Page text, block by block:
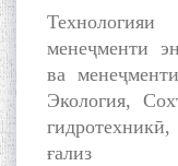
менеҷменти
ва
Экология,
ғализ